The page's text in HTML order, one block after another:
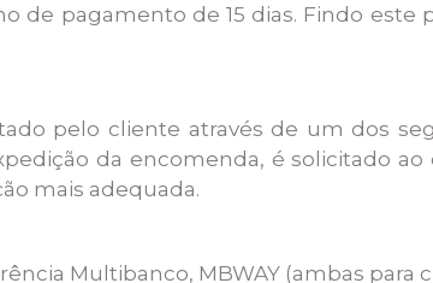
de pagamento de 15 dias. Findo este
pelo cliente através de um dos
da encomenda, é solicitado ao
mais adequada.
Multibanco, MBWAY (ambas para